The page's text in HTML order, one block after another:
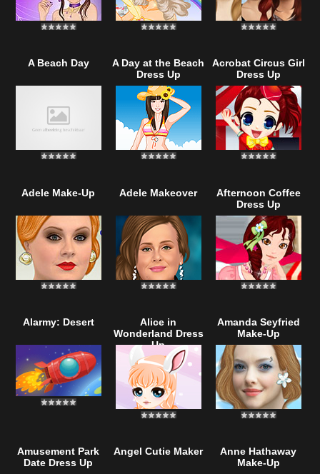
A Beach Day
A Day at the Beach
Dress Up
Acrobat Circus Girl
Dress Up
Adele Make-Up Adele Makeover
Afternoon Coffee
Dress Up
Alarmy: Desert
Alice in
Wonderland Dress
Up
Amanda Seyfried
Make-Up
Amusement Park
Date Dress Up
Angel Cutie Maker
Anne Hathaway
Make-Up